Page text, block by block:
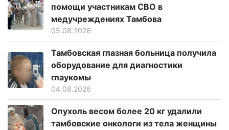
помощи участникам СВО в
медучреждениях Тамбова
05.08.2026
Тамбовская глазная больница получила
оборудование для диагностики
глаукомы
04.08.2026
Опухоль весом более 20 кг удалили
тамбовские онкологи из тела женщины